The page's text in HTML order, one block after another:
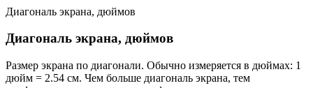
Диагональ экрана, дюймов
Диагональ экрана, дюймов
Размер экрана по диагонали. Обычно измеряется в дюймах: 1
дюйм = 2.54 см. Чем больше диагональ экрана, тем